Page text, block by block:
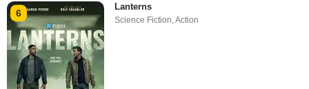
6
Lanterns
Science Fiction,Action